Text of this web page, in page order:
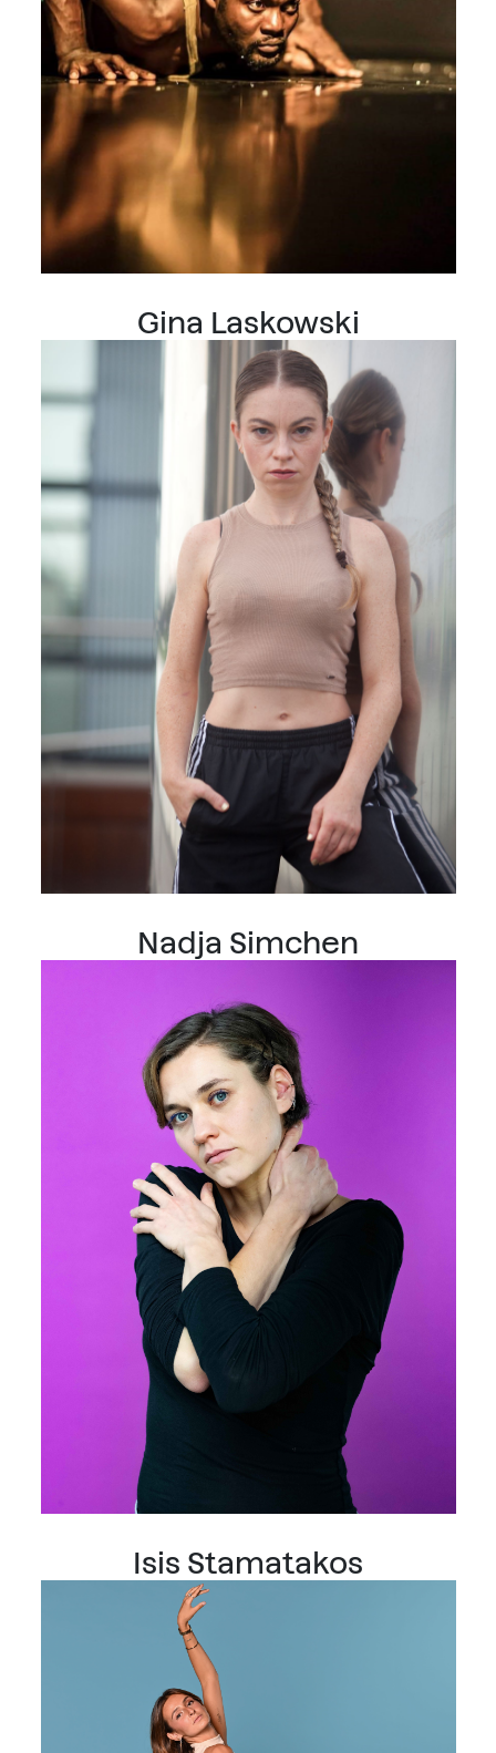
Gina Laskowski
Nadja Simchen
Isis Stamatakos